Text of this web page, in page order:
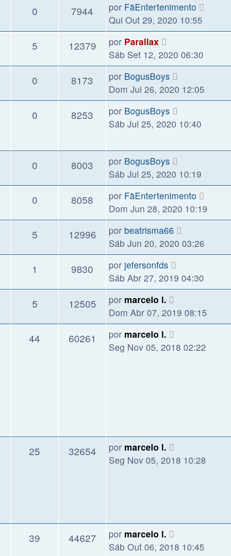
0 7944 por FãEntertenimento
Qui Out 29, 2020 10:55
5 12379 por Parallax
Sáb Set 12, 2020 06:30
0 8173 por BogusBoys
Dom Jul 26, 2020 12:05
0 8253 por BogusBoys
Sáb Jul 25, 2020 10:40
0 8003 por BogusBoys
Sáb Jul 25, 2020 10:19
0 8058 por FãEntertenimento
Dom Jun 28, 2020 10:19
5 12996 por beatrisma66
Sáb Jun 20, 2020 03:26
1 9830 por jefersonfds
Sáb Abr 27, 2019 04:30
5 12505 por marcelo l.
Dom Abr 07, 2019 08:15
44 60261 por marcelo l.
Seg Nov 05, 2018 02:22
25 32654 por marcelo l.
Seg Nov 05, 2018 10:28
39 44627 por marcelo l.
Sáb Out 06, 2018 10:45